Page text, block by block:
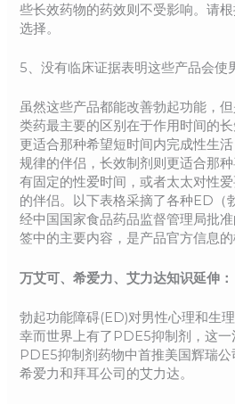
些长效药物的药效则不受影响。请
选择。
5、没有临床证据表明这些产品会使
虽然这些产品都能改善勃起功能，
类药最主要的区别在于作用时间的
更适合那种希望短时间内完成性生
规律的伴侣，长效制剂则更适合那
有固定的性爱时间，或者太太对性
的伴侣。以下表格采摘了各种ED（
经中国国家食品药品监督管理局批
签中的主要内容，是产品官方信息的
万艾可、希爱力、艾力达知识延伸：
勃起功能障碍(ED)对男性心理和生
幸而世界上有了PDE5抑制剂，这
PDE5抑制剂药物中首推美国辉瑞
希爱力和拜耳公司的艾力达。